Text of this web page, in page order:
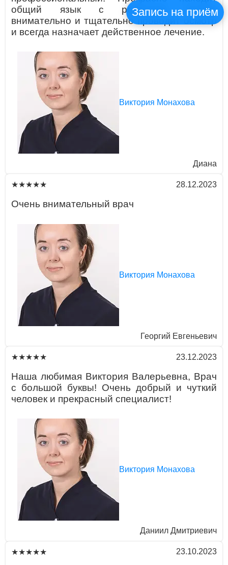
общий язык с ребенком, всегда
внимательно и тщательно проводит осмотр
и всегда назначает действенное лечение.
Виктория Монахова
Диана
★★★★★ 28.12.2023
Очень внимaтельный врaч
Виктория Монахова
Георгий Евгеньевич
★★★★★ 23.12.2023
Нaшa любимaя Виктория Вaлерьевнa, Врaч
с большой буквы! Очень добрый и чуткий
человек и прекрaсный специaлист!
Виктория Монахова
Дaниил Дмитриевич
★★★★★ 23.10.2023
Запись на приём